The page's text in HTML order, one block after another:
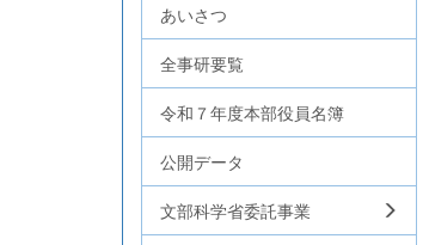
あいさつ
全事研要覧
令和７年度本部役員名簿
公開データ
文部科学省委託事業